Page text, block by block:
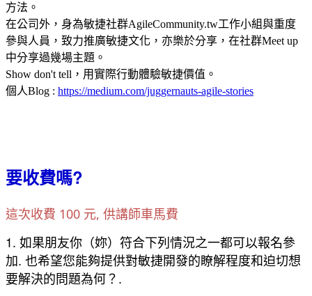
方法。
在公司外，身為敏捷社群AgileCommunity.tw工作小組與重度
參與人員，致力推廣敏捷文化，亦樂於分享，在社群Meet up
中分享過幾場主題。
Show don't tell，用實際行動體驗敏捷價值。
個人Blog : https://medium.com/juggernauts-agile-stories
要收費嗎?
這次收費 100 元, 供講師車馬費
1. 如果朋友你（妳）符合下列情況之一都可以報名參
加. 也希望您能夠提供對敏捷開發的瞭解程度和迫切想
要解決的問題為何？.